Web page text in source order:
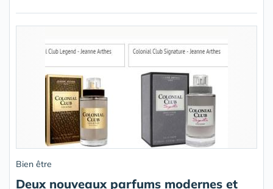
Bien être
Deux nouveaux parfums modernes et